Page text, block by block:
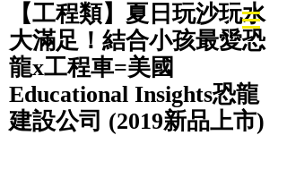
【工程類】夏日玩沙玩水
大滿足！結合小孩最愛恐
龍x工程車=美國
Educational Insights恐龍
建設公司 (2019新品上市)